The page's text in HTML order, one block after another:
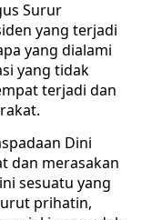
Surur
yang terjadi
yang dialami
yang tidak
terjadi dan
Dini
dan merasakan
sesuatu yang
prihatin,